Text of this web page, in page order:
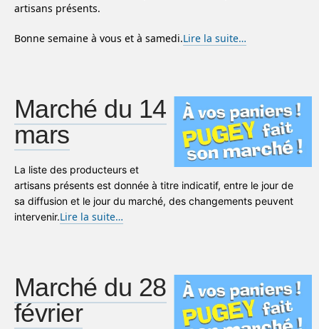
artisans présents.
Bonne semaine à vous et à samedi.Lire la suite…
Marché du 14
mars
La liste des producteurs et
artisans présents est donnée à titre indicatif, entre le jour de
sa diffusion et le jour du marché, des changements peuvent
intervenir.Lire la suite…
Marché du 28
février